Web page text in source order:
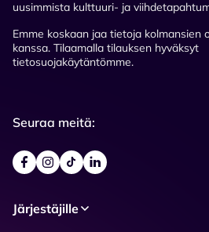
uusimmista kulttuuri- ja
Emme koskaan jaa tietoja kolmansien
kanssa. Tilaamalla tilauksen hyväksyt
tietosuojakäytäntömme.
Seuraa meitä:
Järjestäjille